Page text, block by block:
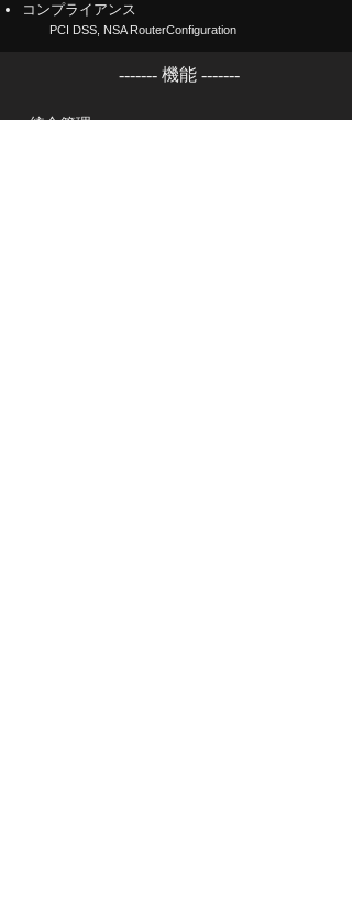
コンプライアンス
PCI DSS, NSA RouterConfiguration
------- ​機能 -------
​統合管理